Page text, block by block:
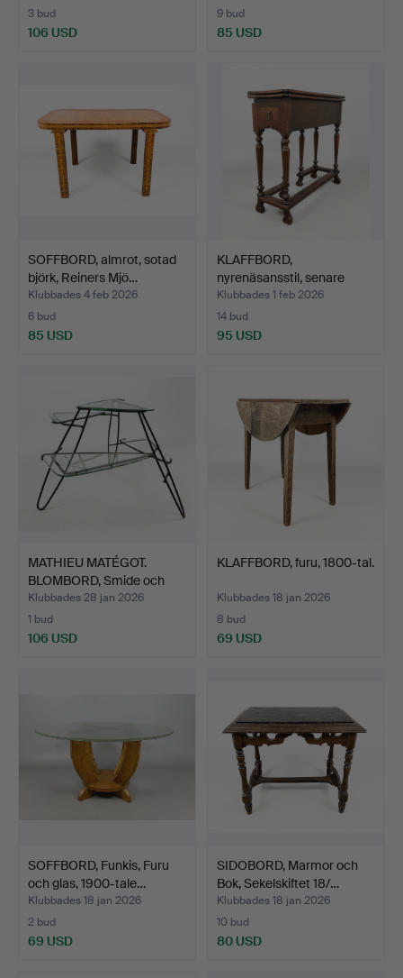
3 bud
106 USD
9 bud
85 USD
SOFFBORD, almrot, sotad
björk, Reiners Mjö…
Klubbades 4 feb 2026
6 bud
85 USD
KLAFFBORD,
nyrenäsansstil, senare
1800-tal.
Klubbades 1 feb 2026
14 bud
95 USD
MATHIEU MATÉGOT.
BLOMBORD, Smide och
glas,…
Klubbades 28 jan 2026
1 bud
106 USD
KLAFFBORD, furu, 1800-tal.
Klubbades 18 jan 2026
8 bud
69 USD
SOFFBORD, Funkis, Furu
och glas, 1900-tale…
Klubbades 18 jan 2026
2 bud
69 USD
SIDOBORD, Marmor och
Bok, Sekelskiftet 18/…
Klubbades 18 jan 2026
10 bud
80 USD